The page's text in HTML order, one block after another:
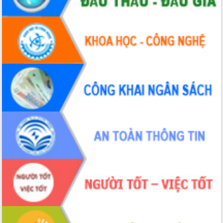
Tháo gỡ những vướng mắc, đẩy mạnh
công tác cải cách thủ tục hành chính
tại Trung tâm Phục vụ hành chính
công tỉnh
Đắk Lắk: Tôn vinh 46 giải pháp tại Hội
thi Sáng tạo Kỹ thuật 2024 - 2025
Đắk Lắk rà soát, điều chỉnh Đề án 190
về phát triển nuôi trồng thủy sản
Phó Chủ tịch UBND tỉnh Đắk Lắk
Trương Công Thái kiểm tra thực địa
Dự án cao tốc Khánh Hòa - Buôn Ma
Thuột
Định vị cà phê Việt Nam như một “di
sản sống” trong dòng chảy toàn cầu
Xây dựng nông thôn mới: Nâng cao đời
sống người dân từ những mô hình thiết
thực
Quyết liệt tháo gỡ vướng mắc, đẩy
nhanh tiến độ các dự án trọng điểm
trong Khu kinh tế Nam Phú Yên